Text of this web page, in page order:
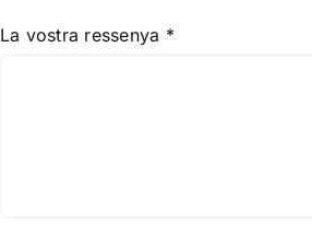
La vostra ressenya *